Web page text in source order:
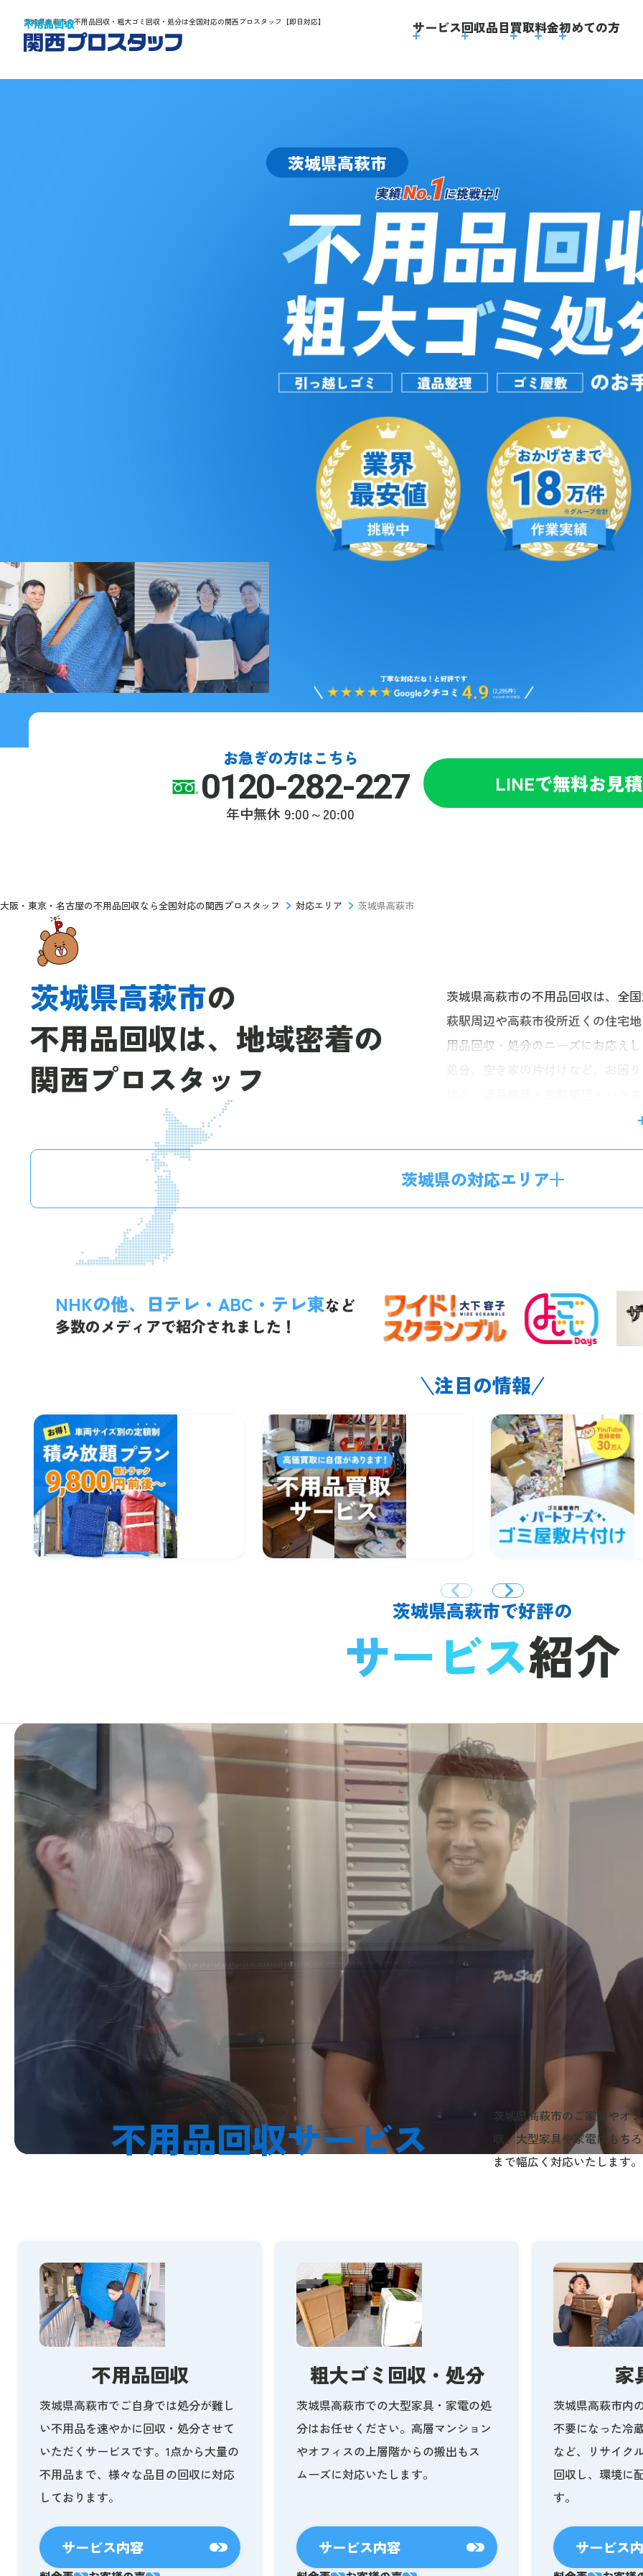
茨城県高萩市の不用品回収・粗大ゴミ回収・処分は全国対応の関西プロスタッフ【即日対応】 サービス回収品目買取料金初めての方
茨城県高萩市
お急ぎの方はこちら
0120-282-227
年中無休 9:00～20:00
LINEで無料お見
大阪・東京・名古屋の不用品回収なら全国対応の関西プロスタッフ 対応エリア 茨城県高萩市
茨城県高萩市の
不用品回収は、 地域密着の
関西プロスタッフ
茨城県高萩市の不用品回収は、全
萩駅周辺や高萩市役所近くの住宅
用品回収・処分のニーズにお応え
がお得になる不用品買取などのサ
りフォームからお気軽にご相談く
茨城県の対応エリア
NHKの他、日テレ・ABC・テレ東など
多数のメディアで紹介されました！
注目の情報
茨城県高萩市で好評の
サービス紹介
不用品回収サービス
茨城県高萩市のご家庭やオ
収。大型家具や家電はもち
まで幅広く対応いたします。
不用品回収
茨城県高萩市でご自身では処分が難し
い不用品を速やかに回収・処分させて
いただくサービスです。1点から大量の
不用品まで、様々な品目の回収に対応
しております。
サービス内容
粗大ゴミ回収・処分
茨城県高萩市での大型家具・家電の処
分はお任せください。高層マンション
やオフィスの上層階からの搬出もス
ムーズに対応いたします。
サービス内容
家
茨城県高萩市内
不要になった冷
など、リサイク
回収し、環境に
す。
サービス